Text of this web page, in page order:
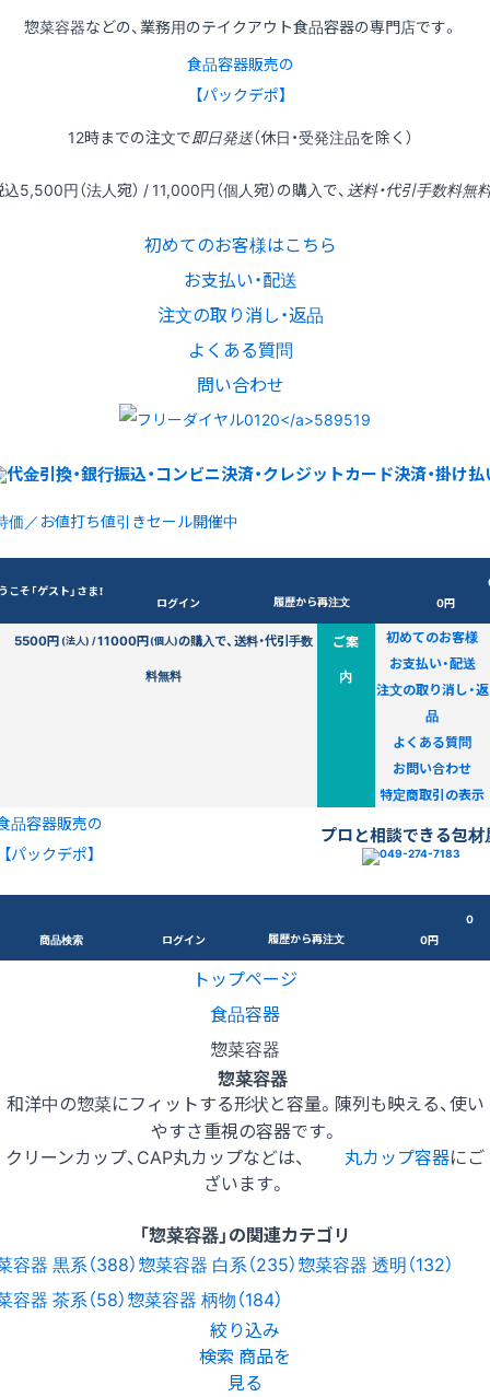
惣菜容器などの、業務用のテイクアウト食品容器の専門店です。
食品容器販売の
【パックデポ】
12時までの注文で即日発送（休日・受発注品を除く）
込5,500円（法人宛） / 11,000円（個人宛）の購入で、 送料・代引手数料無
初めてのお客様はこちら
お支払い・配送
注文の取り消し・返品
よくある質問
問い合わせ
価／お値打ち値引きセール開催中
こそ「ゲスト」さま！
ログイン 履歴から再注文
0円
5500円(法人) /11000円(個人)の購入で、送料・代引手数
料無料
ご案
内
初めてのお客様
お支払い・配送
注文の取り消し・返
品
よくある質問
お問い合わせ
特定商取引の表示
品容器販売の
【パックデポ】
プロと相談できる包材
商品検索 ログイン 履歴から再注文
0
0円
トップページ
食品容器
惣菜容器
惣菜容器
和洋中の惣菜にフィットする形状と容量。陳列も映える、使い
やすさ重視の容器です。
クリーンカップ、CAP丸カップなどは、
丸カップ容器にご
ざいます。
「惣菜容器」の関連カテゴリ
容器 黒系（388）惣菜容器 白系（235）惣菜容器 透明（132）
容器 茶系（58）惣菜容器 柄物（184）
絞り込み
検索 商品を
見る